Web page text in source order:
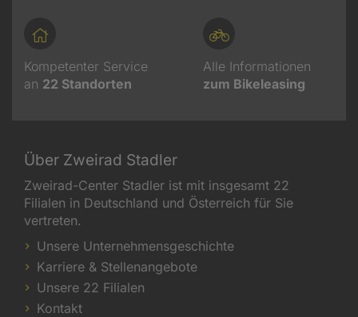
Kompetenter Service
an 22 Standorten
Alle Informationen
zum Bikeleasing
Über Zweirad Stadler
Zweirad-Center Stadler ist mit insgesamt 22
Filialen in Deutschland und Österreich für Sie
vertreten.
Unsere Unternehmensgeschichte
Karriere & Stellenangebote
Unsere 22 Filialen
Kontakt